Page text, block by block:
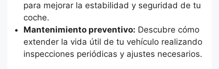
para mejorar la estabilidad y seguridad de tu
coche.
Mantenimiento preventivo: Descubre cómo
extender la vida útil de tu vehículo realizando
inspecciones periódicas y ajustes necesarios.